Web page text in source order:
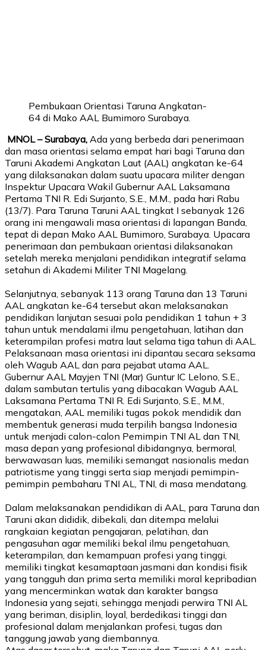
Pembukaan Orientasi Taruna Angkatan-
64 di Mako AAL Bumimoro Surabaya.
MNOL – Surabaya, Ada yang berbeda dari penerimaan
dan masa orientasi selama empat hari bagi Taruna dan
Taruni Akademi Angkatan Laut (AAL) angkatan ke-64
yang dilaksanakan dalam suatu upacara militer dengan
Inspektur Upacara Wakil Gubernur AAL Laksamana
Pertama TNI R. Edi Surjanto, S.E., M.M., pada hari Rabu
(13/7). Para Taruna Taruni AAL tingkat I sebanyak 126
orang ini mengawali masa orientasi di lapangan Banda,
tepat di depan Mako AAL Bumimoro, Surabaya. Upacara
penerimaan dan pembukaan orientasi dilaksanakan
setelah mereka menjalani pendidikan integratif selama
setahun di Akademi Militer TNI Magelang.
Selanjutnya, sebanyak 113 orang Taruna dan 13 Taruni
AAL angkatan ke-64 tersebut akan melaksanakan
pendidikan lanjutan sesuai pola pendidikan 1 tahun + 3
tahun untuk mendalami ilmu pengetahuan, latihan dan
keterampilan profesi matra laut selama tiga tahun di AAL.
Pelaksanaan masa orientasi ini dipantau secara seksama
oleh Wagub AAL dan para pejabat utama AAL
Gubernur AAL Mayjen TNI (Mar) Guntur IC Lelono, S.E.,
dalam sambutan tertulis yang dibacakan Wagub AAL
Laksamana Pertama TNI R. Edi Surjanto, S.E., M.M.,
mengatakan, AAL memiliki tugas pokok mendidik dan
membentuk generasi muda terpilih bangsa Indonesia
untuk menjadi calon-calon Pemimpin TNI AL dan TNI,
masa depan yang profesional dibidangnya, bermoral,
berwawasan luas, memiliki semangat nasionalis medan
patriotisme yang tinggi serta siap menjadi pemimpin-
pemimpin pembaharu TNI AL, TNI, di masa mendatang.
Dalam melaksanakan pendidikan di AAL, para Taruna dan
Taruni akan dididik, dibekali, dan ditempa melalui
rangkaian kegiatan pengajaran, pelatihan, dan
pengasuhan agar memiliki bekal ilmu pengetahuan,
keterampilan, dan kemampuan profesi yang tinggi,
memiliki tingkat kesamaptaan jasmani dan kondisi fisik
yang tangguh dan prima serta memiliki moral kepribadian
yang mencerminkan watak dan karakter bangsa
Indonesia yang sejati, sehingga menjadi perwira TNI AL
yang beriman, disiplin, loyal, berdedikasi tinggi dan
profesional dalam menjalankan profesi, tugas dan
tanggung jawab yang diembannya.